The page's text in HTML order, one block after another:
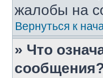
жалобы на
Вернуться к
» Что